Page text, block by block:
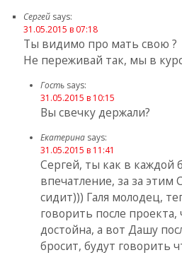
Сергей says:
31.05.2015 в 07:18
Ты видимо про мать свою ?
Не переживай так, мы в
Гость says:
31.05.2015 в 10:15
Вы свечку держали?
Екатерина says:
31.05.2015 в 11:41
Сергей, ты как в каждой
впечатление, за за этим
сидит))) Галя молодец,
говорить после проекта,
достойна, а вот Дашу
бросит, будут говорить